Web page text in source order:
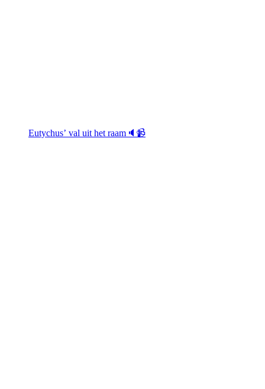
Eutychus’ val uit het raam🔈📹